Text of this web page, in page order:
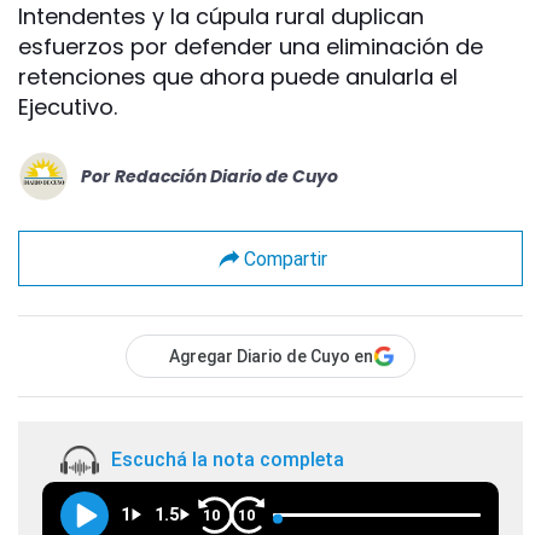
Intendentes y la cúpula rural duplican
esfuerzos por defender una eliminación de
retenciones que ahora puede anularla el
Ejecutivo.
Por Redacción Diario de Cuyo
Compartir
Agregar Diario de Cuyo en
Escuchá la nota completa
1 1.5 10 10